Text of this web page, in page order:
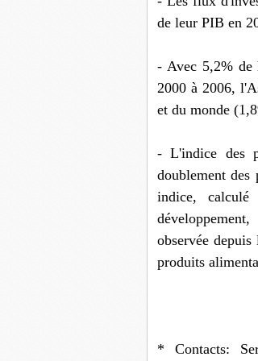
de leur PIB en
- Avec 5,2% de
2000 à 2006,
et du monde
- L'indice des
doublement
indice,
observée
produits
* Contacts: